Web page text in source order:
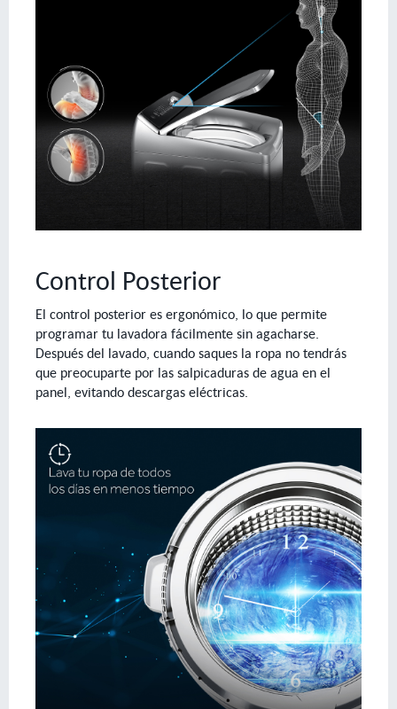
Control Posterior
El control posterior es ergonómico, lo que permite
programar tu lavadora fácilmente sin agacharse.
Después del lavado, cuando saques la ropa no tendrás
que preocuparte por las salpicaduras de agua en el
panel, evitando descargas eléctricas.